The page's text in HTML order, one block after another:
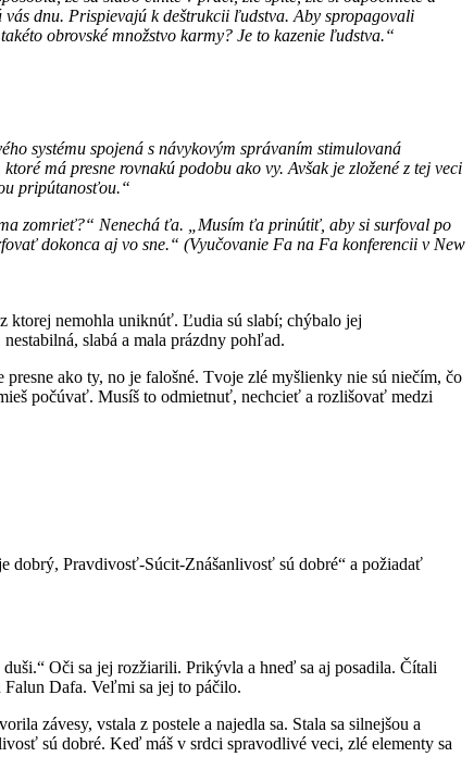
dnu. Prispievajú k deštrukcii ľudstva. Aby spropagovali
obrovské množstvo karmy? Je to kazenie ľudstva.“
systému spojená s návykovým správaním stimulovaná
má presne rovnakú podobu ako vy. Avšak je zložené z tej veci
pripútanosťou.“
zomrieť?“ Nenechá ťa. „Musím ťa prinútiť, aby si surfoval po
dokonca aj vo sne.“ (Vyučovanie Fa na Fa konferencii v New
ktorej nemohla uniknúť. Ľudia sú slabí; chýbalo jej
slabá a mala prázdny pohľad.
ako ty, no je falošné. Tvoje zlé myšlienky nie sú niečím, čo
počúvať. Musíš to odmietnuť, nechcieť a rozlišovať medzi
dobrý, Pravdivosť-Súcit-Znášanlivosť sú dobré“ a požiadať
Oči sa jej rozžiarili. Prikývla a hneď sa aj posadila. Čítali
Dafa. Veľmi sa jej to páčilo.
závesy, vstala z postele a najedla sa. Stala sa silnejšou a
sú dobré. Keď máš v srdci spravodlivé veci, zlé elementy sa